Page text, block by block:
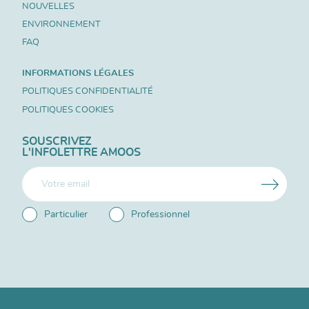
NOUVELLES
ENVIRONNEMENT
FAQ
INFORMATIONS LÉGALES
POLITIQUES CONFIDENTIALITÉ
POLITIQUES COOKIES
SOUSCRIVEZ
L'INFOLETTRE AMOOS
Particulier Professionnel